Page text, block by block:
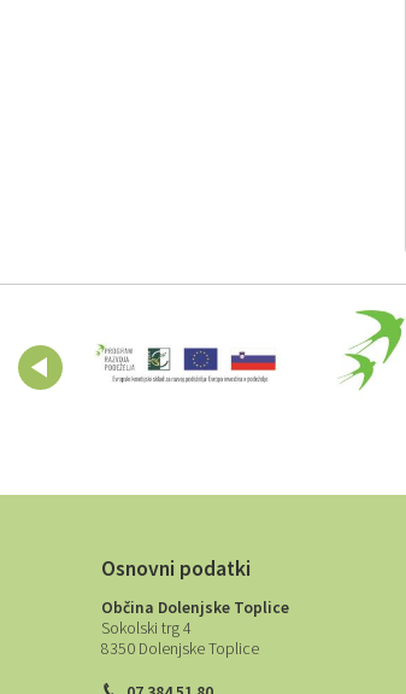
Osnovni podatki
Občina Dolenjske Toplice
Sokolski trg 4
8350 Dolenjske Toplice